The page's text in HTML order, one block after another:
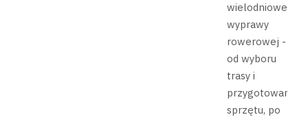
wielodniowej
wyprawy
rowerowej -
od wyboru
trasy i
przygotowania
sprzętu, po